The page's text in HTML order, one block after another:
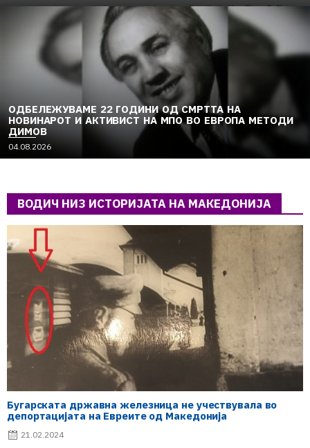
ОДБЕЛЕЖУВАМЕ 22 ГОДИНИ ОД СМРТТА НА
НОВИНАРОТ И АКТИВИСТ НА МПО ВО ЕВРОПА МЕТОДИ
ДИМОВ
04.08.2026
ВОДИЧ НИЗ ИСТОРИЈАТА НА МАКЕДОНИЈА
Бугарската државна железница не учествувала во
депортацијата на Евреите од Македонија
21.02.2024